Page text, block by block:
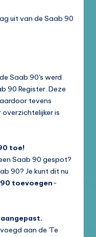
uit van de Saab 90
Saab 90's werd
90 Register. Deze
tevens
is
toe!
Saab 90 gespot?
90? Je kunt dit nu
toevoegen-
aan de 'Te